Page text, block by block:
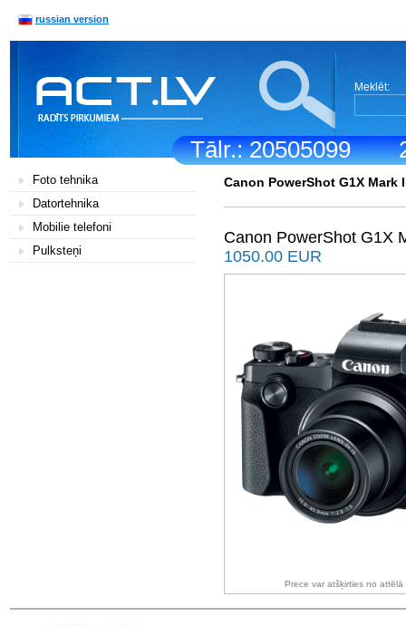
Tālr.: 20505099
russian version
Meklēt:
Foto tehnika
Datortehnika
Mobilie telefoni
Pulksteņi
Canon PowerShot G1X Mark
Canon PowerShot G1X
1050.00 EUR
Prece var atšķirties no attēlā